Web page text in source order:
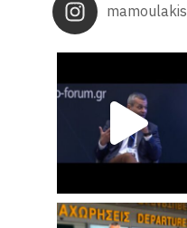
mamoulakis